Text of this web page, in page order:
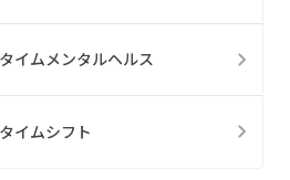
イムメンタルヘルス
イムシフト